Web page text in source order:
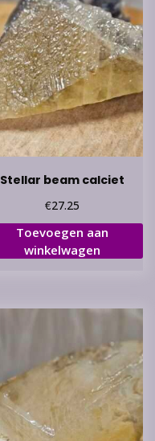
Stellar beam calciet
€27.25
Toevoegen aan
winkelwagen